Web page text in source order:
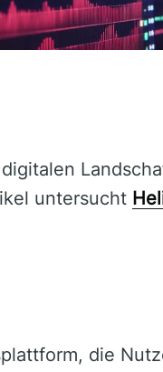
untersucht
die